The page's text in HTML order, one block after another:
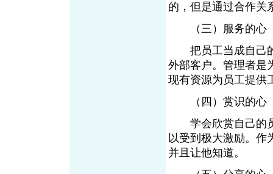
的，但是通过合作
（三）服务的
把员工当成自己的
外部客户。管理者是
现有资源为员工提
（四）赏识的
学会欣赏自己的员
以受到极大激励。作
并且让他知道。